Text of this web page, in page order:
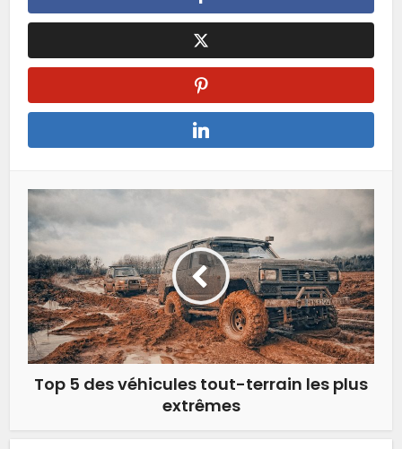
Top 5 des véhicules tout-terrain les plus
extrêmes